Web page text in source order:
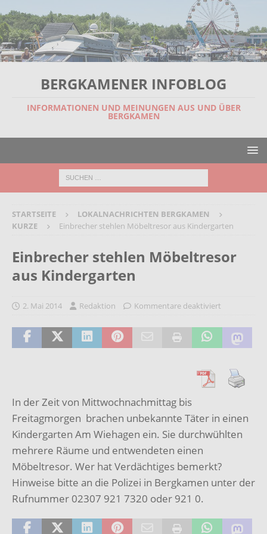
BERGKAMENER INFOBLOG
INFORMATIONEN UND MEINUNGEN AUS UND ÜBER
BERGKAMEN
STARTSEITE
LOKALNACHRICHTEN BERGKAMEN
KURZE
Einbrecher stehlen Möbeltresor aus Kindergarten
Einbrecher stehlen Möbeltresor
aus Kindergarten
2. Mai 2014 Redaktion Kommentare deaktiviert
In der Zeit von Mittwochnachmittag bis
Freitagmorgen brachen unbekannte Täter in einen
Kindergarten Am Wiehagen ein. Sie durchwühlten
mehrere Räume und entwendeten einen
Möbeltresor. Wer hat Verdächtiges bemerkt?
Hinweise bitte an die Polizei in Bergkamen unter der
Rufnummer 02307 921 7320 oder 921 0.